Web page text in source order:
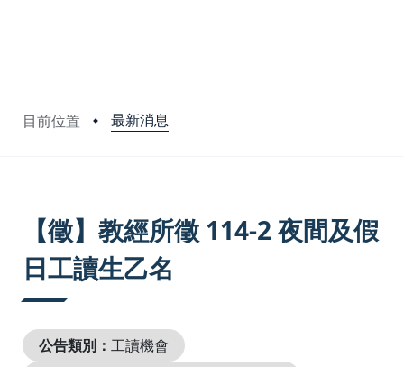
目前位置 最新消息
【徵】教經所徵 114-2 夜間及假
日工讀生乙名
公告類別： 工讀機會